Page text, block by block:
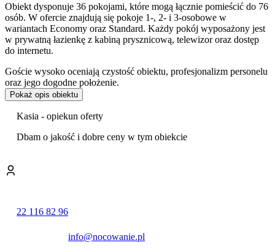
Obiekt dysponuje 36 pokojami, które mogą łącznie pomieścić do 76
osób. W ofercie znajdują się pokoje 1-, 2- i 3-osobowe w
wariantach Economy oraz Standard. Każdy pokój wyposażony jest
w prywatną łazienkę z kabiną prysznicową, telewizor oraz dostęp
do internetu.
Goście wysoko oceniają czystość obiektu, profesjonalizm personelu
oraz jego dogodne położenie.
Do dyspozycji gości jest lobby oraz bar. Obiekt wyposażony jest w
windęi oferuje udogodnienia dla osób z niepełnosprawnościami.
możliwość skorzystania z żelazka.
podróżujących z dziećmi. Na życzenie dostępne są
niemowlęce
Na terenie obiektu znajduje się
postojowego wiąże się z dodatkową opłatą w wysokości 20 zł za
Pokaż opis obiektu
Kasia - opiekun oferty
Dbam o jakość i dobre ceny w tym obiekcie
22 116 82 96
info@nocowanie.pl